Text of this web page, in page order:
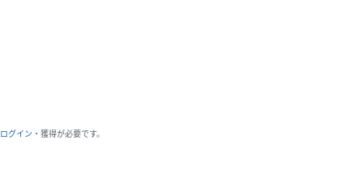
ログイン ・獲得が必要です。